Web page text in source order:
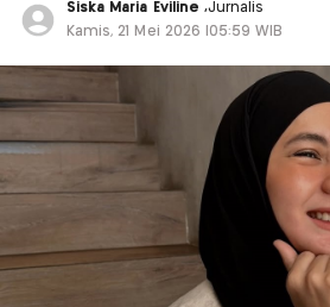
Siska Maria Eviline ,Jurnalis
Kamis, 21 Mei 2026 |05:59 WIB